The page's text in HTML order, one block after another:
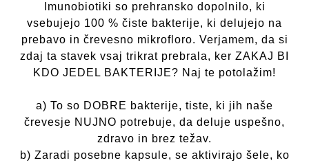
Imunobiotiki so prehransko dopolnilo, ki
vsebujejo 100 % čiste bakterije, ki delujejo na
prebavo in črevesno mikrofloro. Verjamem, da si
zdaj ta stavek vsaj trikrat prebrala, ker ZAKAJ BI
KDO JEDEL BAKTERIJE? Naj te potolažim!
a) To so DOBRE bakterije, tiste, ki jih naše
črevesje NUJNO potrebuje, da deluje uspešno,
zdravo in brez težav.
b) Zaradi posebne kapsule, se aktivirajo šele, ko